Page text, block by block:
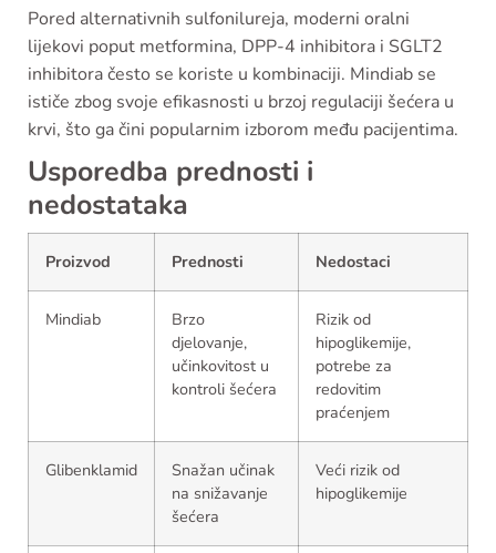
Pored alternativnih sulfonilureja, moderni oralni
lijekovi poput metformina, DPP-4 inhibitora i SGLT2
inhibitora često se koriste u kombinaciji. Mindiab se
ističe zbog svoje efikasnosti u brzoj regulaciji šećera u
krvi, što ga čini popularnim izborom među pacijentima.
Usporedba prednosti i
nedostataka
Proizvod Prednosti Nedostaci
Mindiab
Brzo
djelovanje,
učinkovitost u
kontroli šećera
Rizik od
hipoglikemije,
potrebe za
redovitim
praćenjem
Glibenklamid
Snažan učinak
na snižavanje
šećera
Veći rizik od
hipoglikemije